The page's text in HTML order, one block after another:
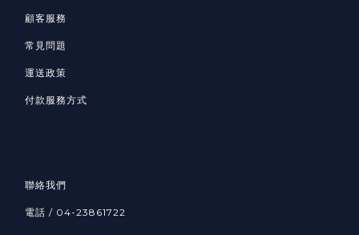
顧客服務
常見問題
運送政策
付款服務方式
聯絡我們
電話 / 04-23861722